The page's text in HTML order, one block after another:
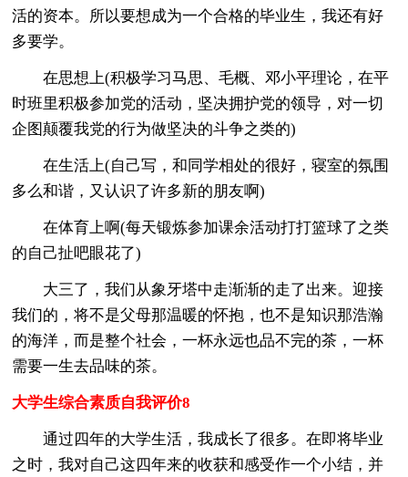
活的资本。所以要想成为一个合格的毕业生，我还有好
多要学。
在思想上(积极学习马思、毛概、邓小平理论，在平
时班里积极参加党的活动，坚决拥护党的领导，对一切
企图颠覆我党的行为做坚决的斗争之类的)
在生活上(自己写，和同学相处的很好，寝室的氛围
多么和谐，又认识了许多新的朋友啊)
在体育上啊(每天锻炼参加课余活动打打篮球了之类
的自己扯吧眼花了)
大三了，我们从象牙塔中走渐渐的走了出来。迎接
我们的，将不是父母那温暖的怀抱，也不是知识那浩瀚
的海洋，而是整个社会，一杯永远也品不完的茶，一杯
需要一生去品味的茶。
大学生综合素质自我评价8
通过四年的大学生活，我成长了很多。在即将毕业
之时，我对自己这四年来的收获和感受作一个小结，并